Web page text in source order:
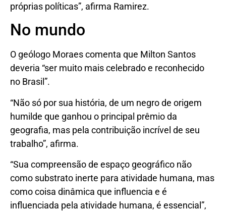
próprias políticas”, afirma Ramirez.
No mundo
O geólogo Moraes comenta que Milton Santos
deveria “ser muito mais celebrado e reconhecido
no Brasil”.
“Não só por sua história, de um negro de origem
humilde que ganhou o principal prêmio da
geografia, mas pela contribuição incrível de seu
trabalho”, afirma.
“Sua compreensão de espaço geográfico não
como substrato inerte para atividade humana, mas
como coisa dinâmica que influencia e é
influenciada pela atividade humana, é essencial”,